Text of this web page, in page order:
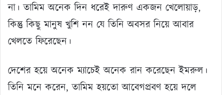
না। তামিম অনেক দিন ধরেই দারুণ একজন খেলোয়াড়,
কিন্তু কিছু মানুষ খুশি নন যে তিনি অবসর নিয়ে আবার
খেলতে ফিরেছেন।
দেশের হয়ে অনেক ম্যাচেই অনেক রান করেছেন ইমরুল।
তিনি মনে করেন, তামিম হয়তো আবেগপ্রবণ হয়ে দলে